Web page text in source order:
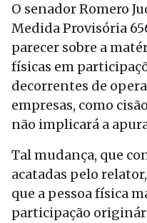
O senador Romero
Medida Provisória
parecer sobre a
físicas em
decorrentes de
empresas, como
não implicará a
Tal mudança, que
acatadas pelo
que a pessoa física
participação